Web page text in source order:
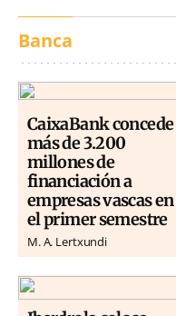
Banca
CaixaBank concede
más de 3.200
millones de
financiación a
empresas vascas en
el primer semestre
M. A. Lertxundi